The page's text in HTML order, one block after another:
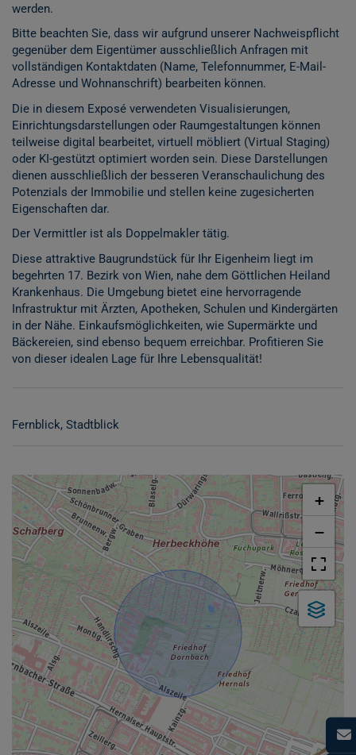
werden.
Bitte beachten Sie, dass wir aufgrund unserer Nachweispflicht
gegenüber dem Eigentümer ausschließlich Anfragen mit
vollständigen Kontaktdaten (Name, Telefonnummer, E-Mail-
Adresse und Wohnanschrift) bearbeiten können.
Die in diesem Exposé verwendeten Visualisierungen,
Einrichtungsdarstellungen oder Raumgestaltungen können
teilweise digital bearbeitet, virtuell möbliert (Virtual Staging)
oder KI-gestützt optimiert worden sein. Diese Darstellungen
dienen ausschließlich der besseren Veranschaulichung des
Potenzials der Immobilie und stellen keine zugesicherten
Eigenschaften dar.
Der Vermittler ist als Doppelmakler tätig.
Diese attraktive Baugrundstück für Ihr Eigenheim liegt im
begehrten 17. Bezirk von Wien, nahe dem Göttlichen Heiland
Krankenhaus. Die Umgebung bietet eine hervorragende
Infrastruktur mit Ärzten, Apotheken, Schulen und Kindergärten
in der Nähe. Einkaufsmöglichkeiten, wie Supermärkte und
Bäckereien, sind ebenso bequem erreichbar. Profitieren Sie
von dieser idealen Lage für Ihre Lebensqualität!
Fernblick Stadtblick
+
−